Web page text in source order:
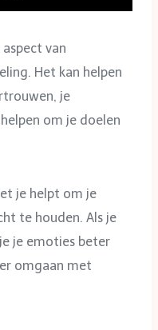
van
Het kan helpen
je
om je doelen
je helpt om je
te houden. Als je
je emoties beter
omgaan met